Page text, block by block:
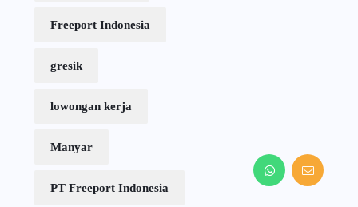
Freeport Indonesia
gresik
lowongan kerja
Manyar
PT Freeport Indonesia